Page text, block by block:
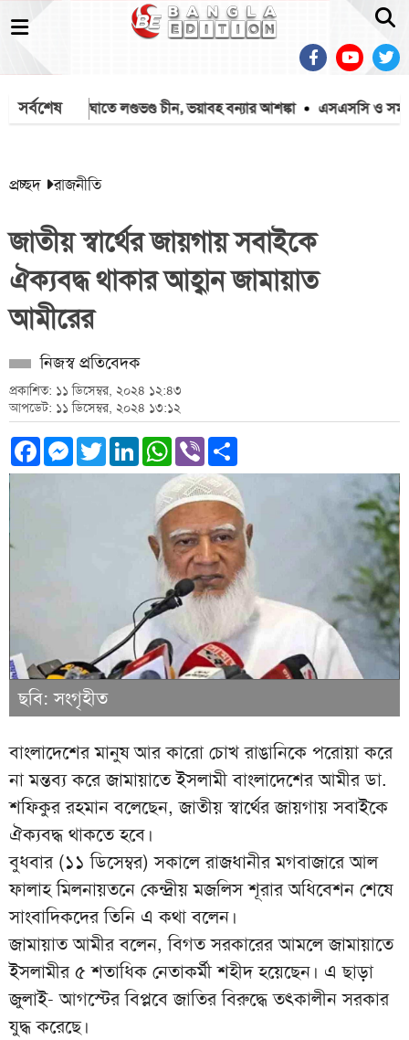
সর্বশেষআঘাতে লণ্ডভণ্ড চীন, ভয়াবহ বন্যার আশঙ্কা এসএসসি ও
প্রচ্ছদ রাজনীতি
জাতীয় স্বার্থের জায়গায় সবাইকে
ঐক্যবদ্ধ থাকার আহ্বান জামায়াত
আমীরের
নিজস্ব প্রতিবেদক
প্রকাশিত: ১১ ডিসেম্বর, ২০২৪ ১২:৪৩
আপডেট: ১১ ডিসেম্বর, ২০২৪ ১৩:১২
Facebook
Messenger
TwitterLinkedInWhatsApp
Viber
ছবি: সংগৃহীত
বাংলাদেশের মানুষ আর কারো চোখ রাঙানিকে পরোয়া করে
না মন্তব্য করে জামায়াতে ইসলামী বাংলাদেশের আমীর ডা.
শফিকুর রহমান বলেছেন, জাতীয় স্বার্থের জায়গায় সবাইকে
ঐক্যবদ্ধ থাকতে হবে।
বুধবার (১১ ডিসেম্বর) সকালে রাজধানীর মগবাজারে আল
ফালাহ মিলনায়তনে কেন্দ্রীয় মজলিস শূরার অধিবেশন শেষে
সাংবাদিকদের তিনি এ কথা বলেন।
জামায়াত আমীর বলেন,বিগত সরকারের আমলে জামায়াতে
ইসলামীর ৫ শতাধিক নেতাকর্মী শহীদ হয়েছেন। এ ছাড়া
জুলাই- আগস্টের বিপ্লবে জাতির বিরুদ্ধে তৎকালীন সরকার
যুদ্ধ করেছে।